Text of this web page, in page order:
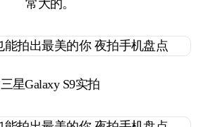
常大的。
三星Galaxy S9实拍